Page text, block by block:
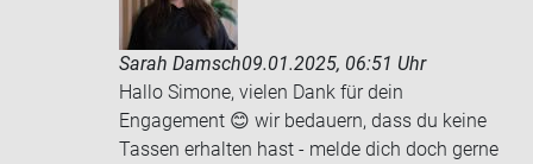
Sarah Damsch09.01.2025, 06:51 Uhr
Hallo Simone, vielen Dank für dein
Engagement 😊 wir bedauern, dass du keine
Tassen erhalten hast - melde dich doch gerne